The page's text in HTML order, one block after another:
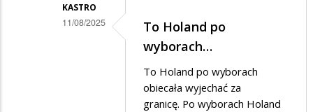
KASTRO
11/08/2025
To Holand po
wyborach…
To Holand po wyborach
obiecała wyjechać za
granicę. Po wyborach Holand